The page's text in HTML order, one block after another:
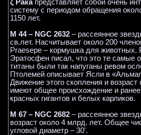
ζ Рака представляет собой очень
систему с периодом обращения
1150 лет.
M 44 – NGC 2632 – рассеянное
св.лет. Насчитывает около 200
Praesepe – кормушка для животных.
Эратосфен писал, что это те самые
титаны были так напуганы ревом
Птолемей описывает Ясли в
Движение этого скопления и
имеют общее происхождение и
красных гигантов и белых карликов.
M 67 – NGC 2682 – рассеянное
возраст около 4 млрд. лет. Общее
угловой диаметр – 30'.